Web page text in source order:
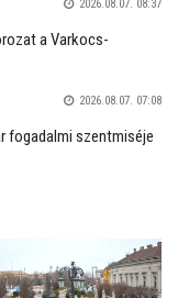
2026.08.07. 08:37
a Varkocs-
2026.08.07. 07:08
fogadalmi szentmiséje